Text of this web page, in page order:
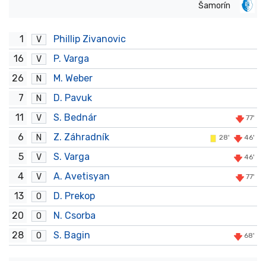
Šamorín
1 V
Phillip Zivanovic
16
V
P. Varga
26
N
M. Weber
7
N
D. Pavuk
11
V S. Bednár 77'
6 N Z. Záhradník 28' 46'
5 V S. Varga 46'
4 V A. Avetisyan 77'
13 O
D. Prekop
20
O
N. Csorba
28
O S. Bagin 68'